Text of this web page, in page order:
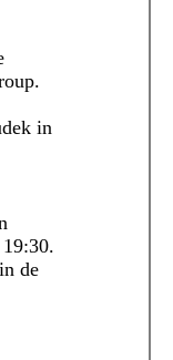
in
de